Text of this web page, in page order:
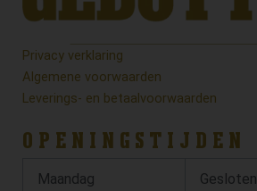
Privacy verklaring
Algemene voorwaarden
Leverings- en betaalvoorwaarden
OPENINGSTIJDEN
Maandag Gesloten